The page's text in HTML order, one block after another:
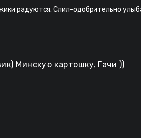
радуются. Слил-одобрительно
Минскую картошку, Гачи ))